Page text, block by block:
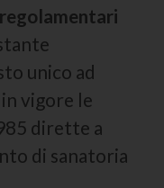
unico ad
vigore le
dirette a
di sanatoria